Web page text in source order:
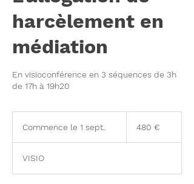
harcèlement en
médiation
En visioconférence en 3 séquences de 3h
de 17h à 19h20
Commence le 1 sept.
e
480 €
VISIO